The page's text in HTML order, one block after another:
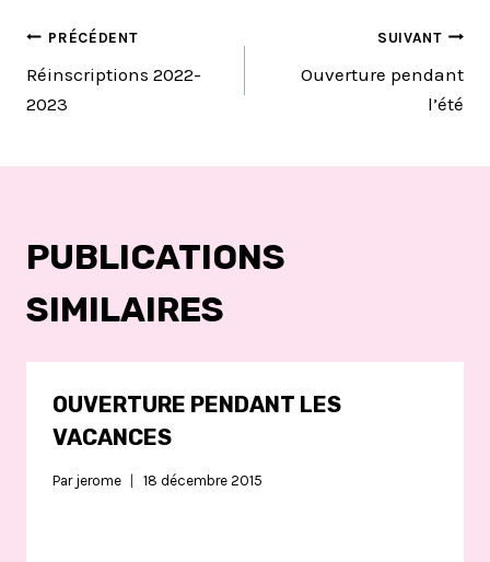
NAVIGATION
DE
PRÉCÉDENT
Réinscriptions 2022-
2023
SUIVANT
Ouverture pendant
l’été
PUBLICATIONS
SIMILAIRES
OUVERTURE PENDANT LES
VACANCES
Par jerome 18 décembre 2015